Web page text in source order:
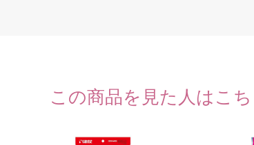
この商品を見た人はこ